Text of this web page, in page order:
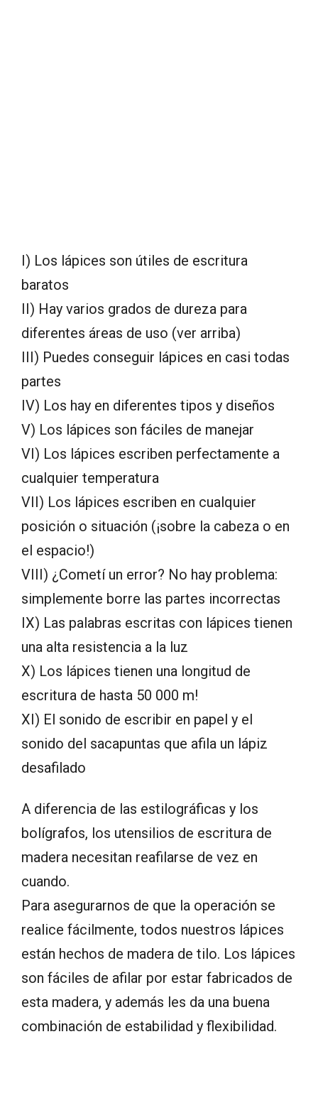
I) Los lápices son útiles de escritura
baratos
II) Hay varios grados de dureza para
diferentes áreas de uso (ver arriba)
III) Puedes conseguir lápices en casi todas
partes
IV) Los hay en diferentes tipos y diseños
V) Los lápices son fáciles de manejar
VI) Los lápices escriben perfectamente a
cualquier temperatura
VII) Los lápices escriben en cualquier
posición o situación (¡sobre la cabeza o en
el espacio!)
VIII) ¿Cometí un error? No hay problema:
simplemente borre las partes incorrectas
IX) Las palabras escritas con lápices tienen
una alta resistencia a la luz
X) Los lápices tienen una longitud de
escritura de hasta 50 000 m!
XI) El sonido de escribir en papel y el
sonido del sacapuntas que afila un lápiz
desafilado
A diferencia de las estilográficas y los
bolígrafos, los utensilios de escritura de
madera necesitan reafilarse de vez en
cuando.
Para asegurarnos de que la operación se
realice fácilmente, todos nuestros lápices
están hechos de madera de tilo. Los lápices
son fáciles de afilar por estar fabricados de
esta madera, y además les da una buena
combinación de estabilidad y flexibilidad.